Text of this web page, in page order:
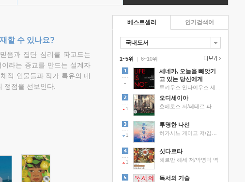
할 수 있나요?
음과 집단 심리를 파고드는
라는 종교를 만드는 설계자
적 인물들과 작가 특유의 대
정점을 선보인다.
베스트셀러
국내도서
1~5위 |
세네카, 오늘을 빼앗기
고 있는 당신에게
1
오디세이아
1
투명한 나선
1
싯다르타
헤르만 헤세 저/박병덕 역
독서의 기술
6~10위
인기검색어